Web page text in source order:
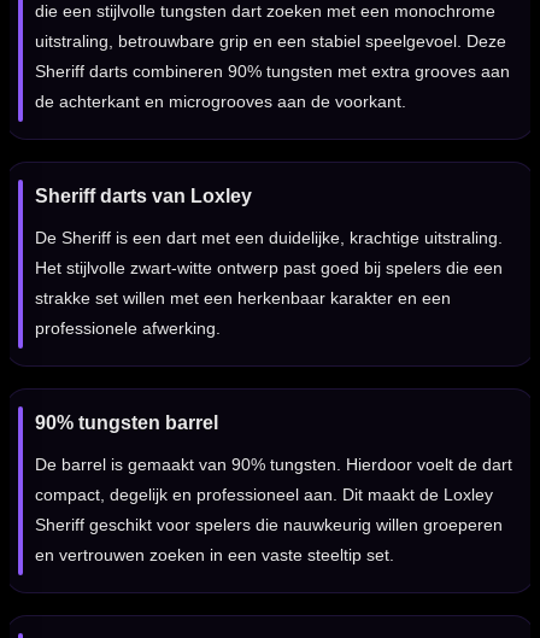
die een stijlvolle tungsten dart zoeken met een monochrome
uitstraling, betrouwbare grip en een stabiel speelgevoel. Deze
Sheriff darts combineren 90% tungsten met extra grooves aan
de achterkant en microgrooves aan de voorkant.
Sheriff darts van Loxley
De Sheriff is een dart met een duidelijke, krachtige uitstraling.
Het stijlvolle zwart-witte ontwerp past goed bij spelers die een
strakke set willen met een herkenbaar karakter en een
professionele afwerking.
90% tungsten barrel
De barrel is gemaakt van 90% tungsten. Hierdoor voelt de dart
compact, degelijk en professioneel aan. Dit maakt de Loxley
Sheriff geschikt voor spelers die nauwkeurig willen groeperen
en vertrouwen zoeken in een vaste steeltip set.